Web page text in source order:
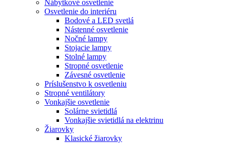
Nábytkové osvetlenie
Osvetlenie do interiéru
Bodové a LED svetlá
Nástenné osvetlenie
Nočné lampy
Stojacie lampy
Stolné lampy
Stropné osvetlenie
Závesné osvetlenie
Príslušenstvo k osvetleniu
Stropné ventilátory
Vonkajšie osvetlenie
Solárne svietidlá
Vonkajšie svietidlá na elektrinu
Žiarovky
Klasické žiarovky